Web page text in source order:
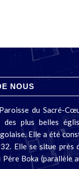
NOUS
du Sacré-
des plus belles
Elle a été
Elle se situe près
Père Boka (parallèle